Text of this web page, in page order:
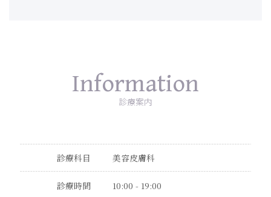
Information
診療案内
診療科目 美容皮膚科
診療時間 10:00 - 19:00